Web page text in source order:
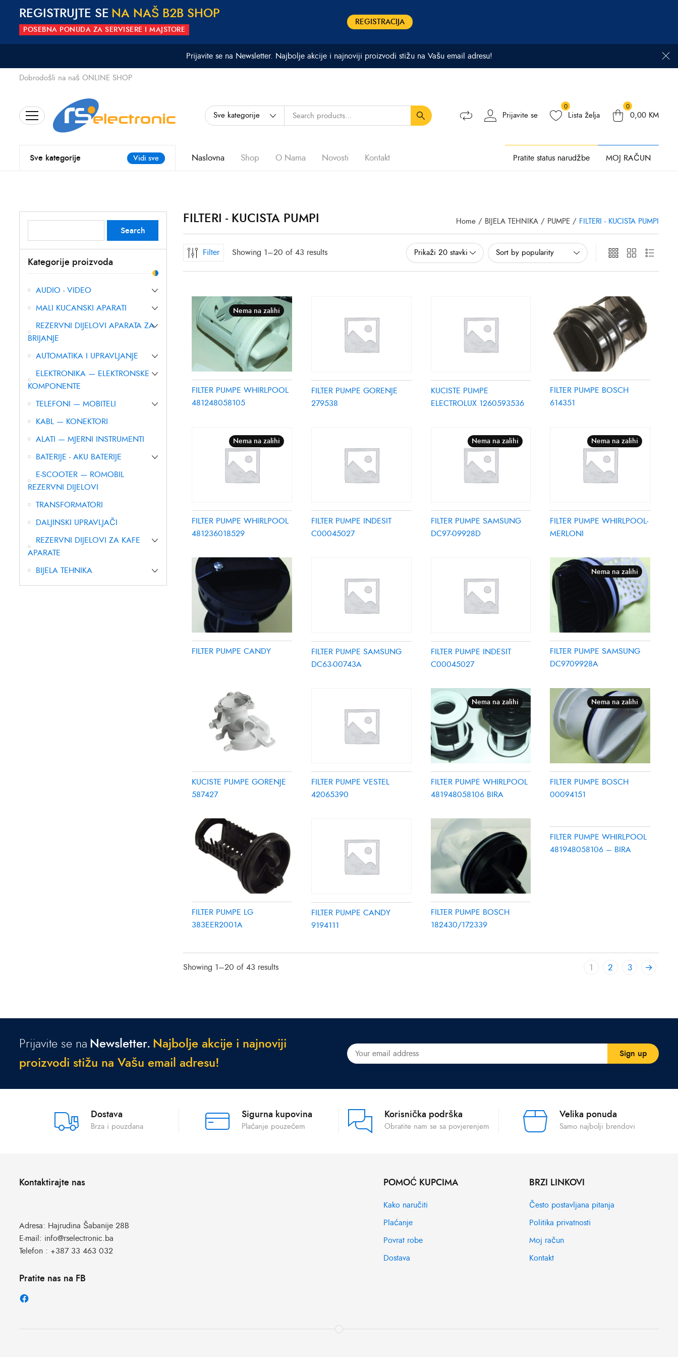
REGISTRUJTE SE NA NAŠ B2B S H OP
POSEBNA PONUDA ZA SERVISERE I MAJSTORE
REGISTRACIJA
Prijavite se na Newsletter. Najbolje akcije i najnoviji proizvodi stižu na Vašu email adresu!
Dobrodošli na naš ONLINE SHOP
Prijavite se
0
Lista želja
0
0,00 KM
Sve kategorije Vidi sve Naslovna Shop O Nama Novosti Kontakt Pratite status narudžbe MOJ RAČUN
FILTERI - KUCISTA PUMPI Home / BIJELA TEHNIKA / PUMPE / FILTERI - KUCISTA PUMPI
Filter Showing 1–20 of 43 results
Nema na zalihi
FILTER PUMPE WHIRLPOOL
481248058105
FILTER PUMPE GORENJE
279538
KUCISTE PUMPE
ELECTROLUX 1260593536
FILTER PUMPE BOSCH
614351
Nema na zalihi
FILTER PUMPE WHIRLPOOL
481236018529
FILTER PUMPE INDESIT
C00045027
Nema na zalihi
FILTER PUMPE SAMSUNG
DC97-09928D
Nema na zalihi
FILTER PUMPE WHIRLPOOL-
MERLONI
FILTER PUMPE CANDY
FILTER PUMPE SAMSUNG
DC63-00743A
FILTER PUMPE INDESIT
C00045027
Nema na zalihi
FILTER PUMPE SAMSUNG
DC9709928A
KUCISTE PUMPE GORENJE
587427
FILTER PUMPE VESTEL
42065390
Nema na zalihi
FILTER PUMPE WHIRLPOOL
481948058106 BIRA
Nema na zalihi
FILTER PUMPE BOSCH
00094151
FILTER PUMPE LG
383EER2001A
FILTER PUMPE CANDY
9194111
FILTER PUMPE BOSCH
182430/172339
FILTER PUMPE WHIRLPOOL
481948058106 – BIRA
Showing 1–20 of 43 results 1 2 3 →
for:
Search
Kategorije proizvoda
AUDIO - VIDEO
MALI KUCANSKI APARATI
REZERVNI DIJELOVI APARATA ZA
BRIJANJE
AUTOMATIKA I UPRAVLJANJE
ELEKTRONIKA — ELEKTRONSKE
KOMPONENTE
TELEFONI — MOBITELI
KABL — KONEKTORI
ALATI — MJERNI INSTRUMENTI
BATERIJE - AKU BATERIJE
E-SCOOTER — ROMOBIL
REZERVNI DIJELOVI
TRANSFORMATORI
DALJINSKI UPRAVLJAČI
REZERVNI DIJELOVI ZA KAFE
APARATE
BIJELA TEHNIKA
Prijavite se na Newsletter. Naj bo je a kcije i najnoviji
proizvod i stižu na Vašu emai ad resu!
Dostava
Brza i pouzdana
Sigurna kupovina
Plaćanje pouzećem
Korisnička podrška
Obratite nam se sa povjerenjem
Velika ponuda
Samo najbolji brendovi
Kontaktirajte nas
Adresa: Hajrudina Šabanije 28B
E-mail: info@rselectronic.ba
Telefon : +387 33 463 032
Pratite nas na FB
POMOĆ KUPCIMA
Kako naručiti
Plaćanje
Povrat robe
Dostava
BRZI LINKOVI
Često postavljana pitanja
Politika privatnosti
Moj račun
Kontakt